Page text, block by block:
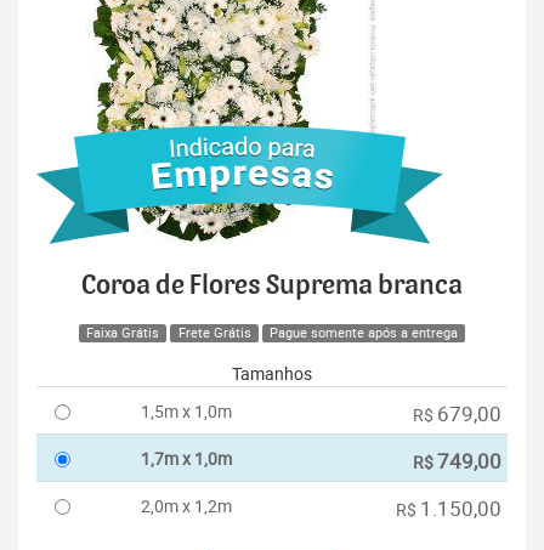
Coroa de Flores Suprema branca
Faixa Grátis Frete Grátis Pague somente após a entrega
Tamanhos
1,5m x 1,0m
R$ 679,00
1,7m x 1,0m R$749,00
2,0m x 1,2m R$ 1.150,00